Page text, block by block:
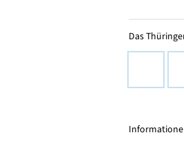
Das